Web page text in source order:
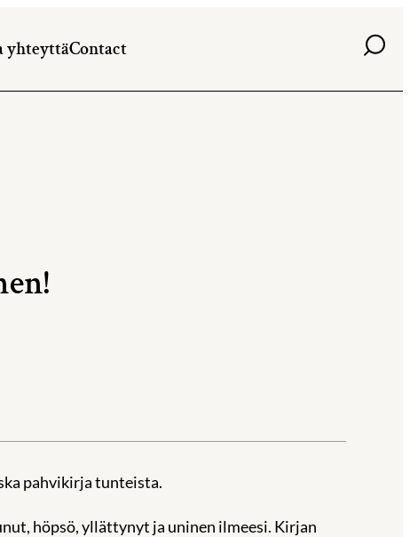
yhteyttäContact Haku
pahvikirja tunteista.
höpsö, yllättynyt ja uninen ilmeesi. Kirjan